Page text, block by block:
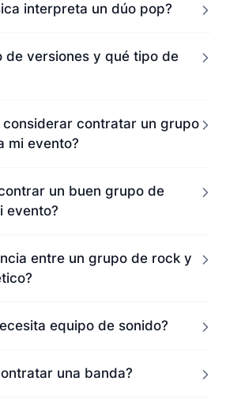
interpreta un dúo pop?
de versiones y qué tipo de
considerar contratar un grupo
mi evento?
un buen grupo de
evento?
entre un grupo de rock y
equipo de sonido?
una banda?